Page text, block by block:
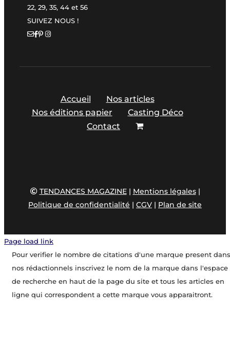
22, 29, 35, 44 et 56
SUIVEZ NOUS !
Accueil
Nos articles
Nos éditions papier
Casting Déco
Contact
TENDANCES MAGAZINE| Mentions légales|
Politique de confidentialité | CGV | Plan de site
Page load link
Pour verifier le nombre de citations d'une marque present dans
nos rédactionnels inscrivez le nom de la marque dans l'espace
de recherche en haut de la page du site et tous les articles en
ligne qui correspondent a cette marque vous apparaitront.